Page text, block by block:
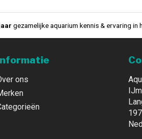
gezamelijke aquarium kennis & ervaring in
ons